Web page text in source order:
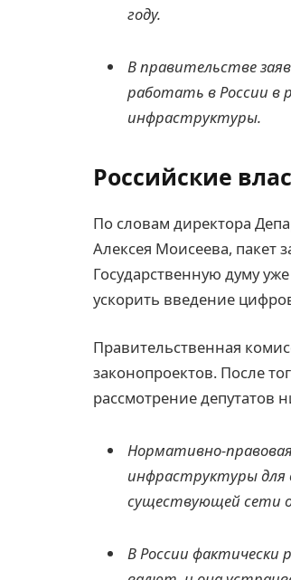
году.
В правительстве
работать в России в
инфраструктуры.
Российские
По словам директора
Алексея Моисеева, пакет
Государственную думу
ускорить введение
Правительственная
законопроектов. После
рассмотрение депутатов
Нормативно-
инфраструктуры для
существующей сети
В России фактически